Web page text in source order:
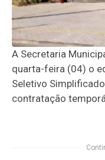
A Secretaria
quarta-feira (04) o
Seletivo
contratação